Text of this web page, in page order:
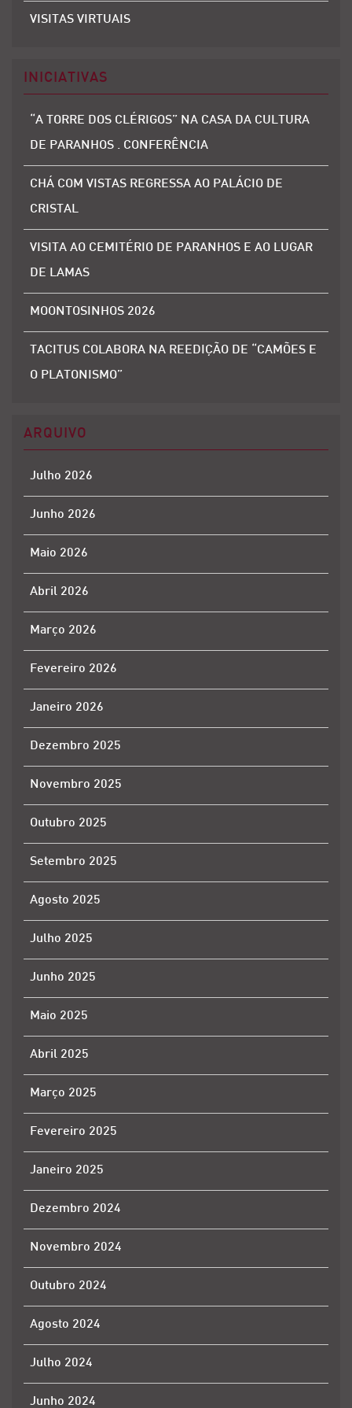
VISITAS VIRTUAIS
INICIATIVAS
“A TORRE DOS CLÉRIGOS” NA CASA DA CULTURA
DE PARANHOS . CONFERÊNCIA
CHÁ COM VISTAS REGRESSA AO PALÁCIO DE
CRISTAL
VISITA AO CEMITÉRIO DE PARANHOS E AO LUGAR
DE LAMAS
MOONTOSINHOS 2026
TACITUS COLABORA NA REEDIÇÃO DE “CAMÕES E
O PLATONISMO”
ARQUIVO
Julho 2026
Junho 2026
Maio 2026
Abril 2026
Março 2026
Fevereiro 2026
Janeiro 2026
Dezembro 2025
Novembro 2025
Outubro 2025
Setembro 2025
Agosto 2025
Julho 2025
Junho 2025
Maio 2025
Abril 2025
Março 2025
Fevereiro 2025
Janeiro 2025
Dezembro 2024
Novembro 2024
Outubro 2024
Agosto 2024
Julho 2024
Junho 2024